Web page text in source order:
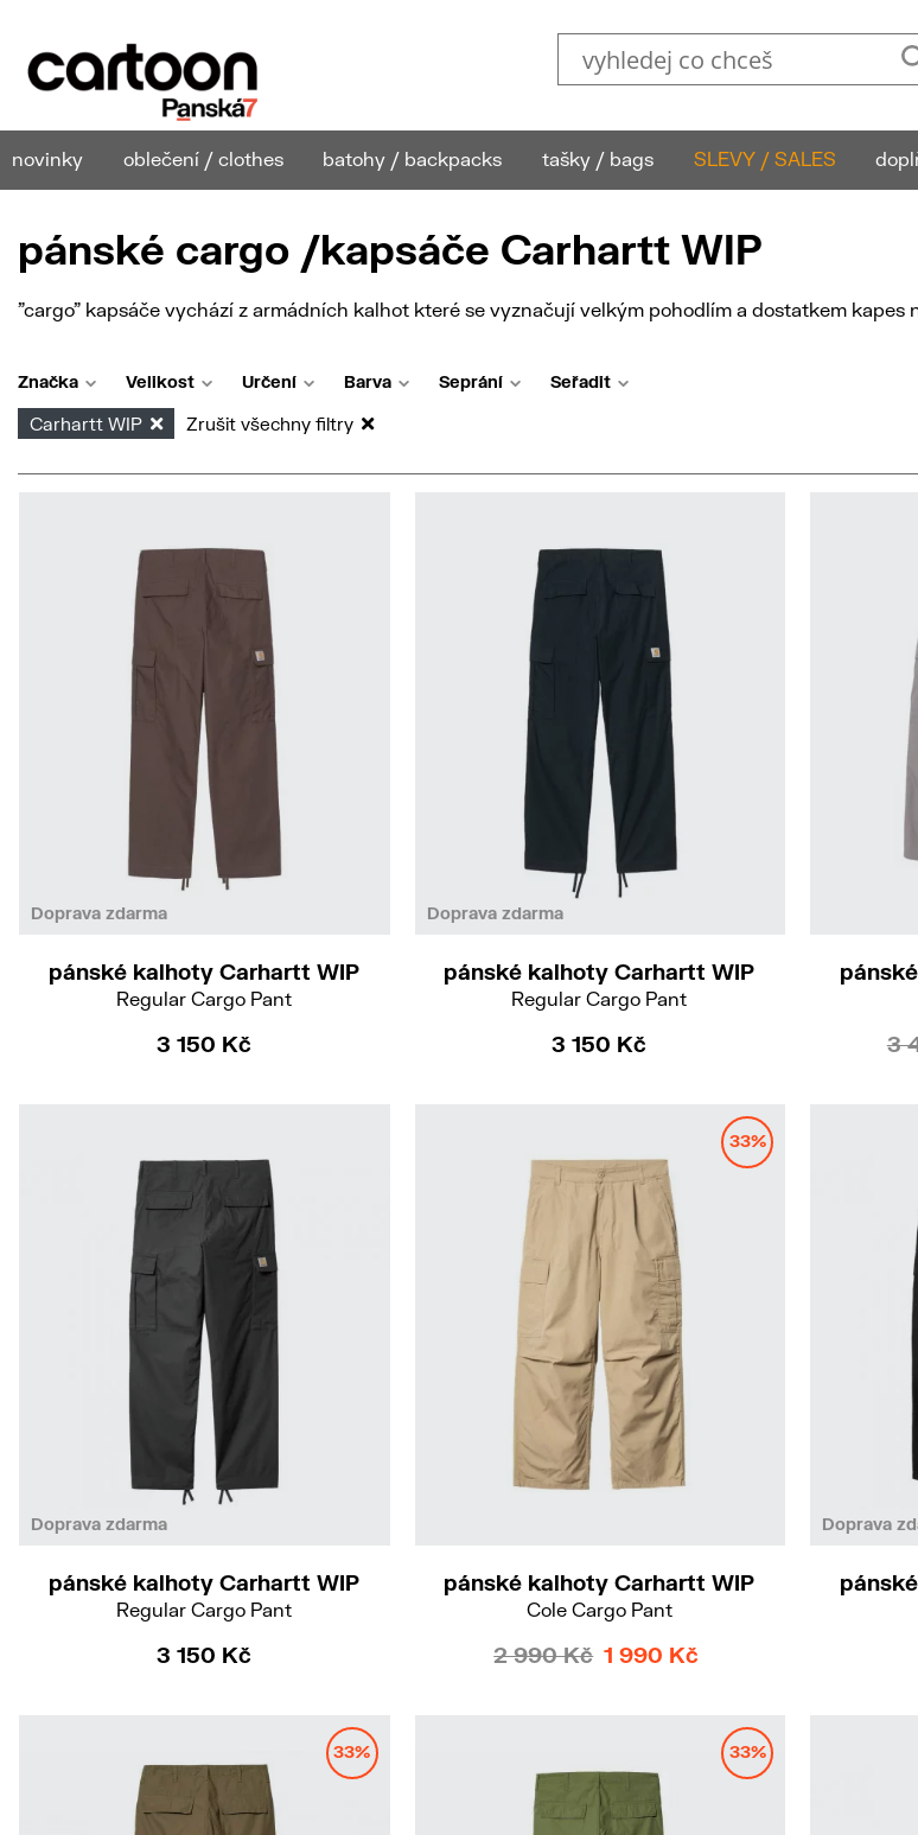
novinky oblečení / clothes batohy / backpacks tašky / bags SLEVY / SALES
pánské cargo /kapsáče Carhartt WIP
"cargo" kapsáče vychází z armádních kalhot které se vyznačují velkým pohodlím a dostatkem
Značka Velikost Určení Barva Seprání Seřadit
Carhartt WIP
Zrušit všechny filtry
Doprava zdarma31/32
pánské kalhoty Carhartt WIP
Regular Cargo Pant
3 150 Kč
Doprava zdarma
pánské kalhoty Carhartt WIP
Regular Cargo Pant
3 150 Kč 3
Doprava zdarma
pánské kalhoty Carhartt WIP
Regular Cargo Pant
3 150 Kč
33%
pánské kalhoty Carhartt WIP
Cole Cargo Pant
2 990 Kč 1 990 Kč
Doprava
33% 33%